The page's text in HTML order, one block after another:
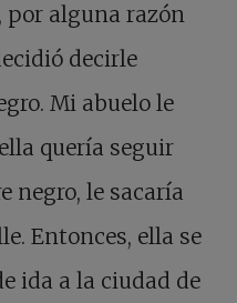
por alguna razón
decirle
Mi abuelo le
quería seguir
negro, le sacaría
Entonces, ella se
ida a la ciudad de